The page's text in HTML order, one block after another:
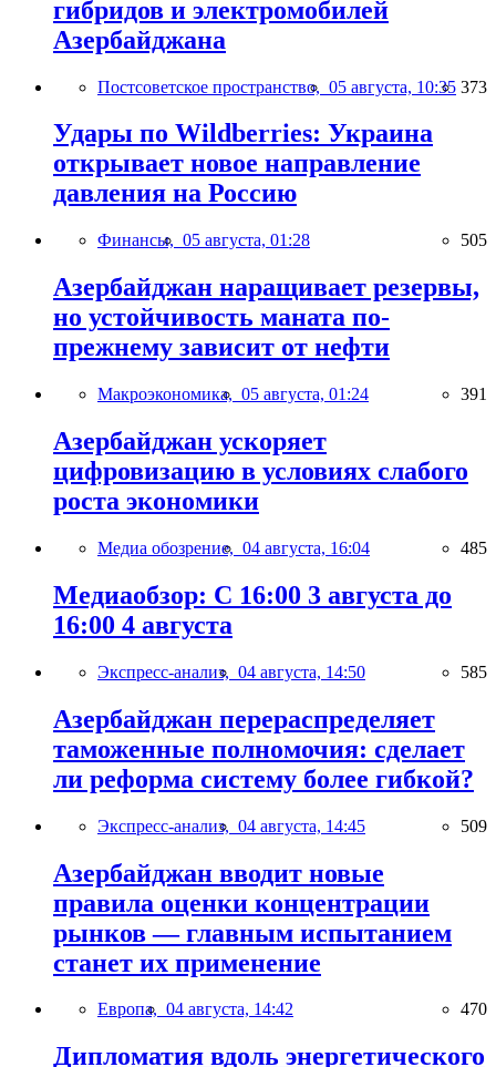
гибридов и электромобилей
Азербайджана
Постсоветское пространство, 05 августа, 10:35 373
Удары по Wildberries: Украина
открывает новое направление
давления на Россию
Финансы, 05 августа, 01:28 505
Азербайджан наращивает резервы,
но устойчивость маната по-
прежнему зависит от нефти
Макроэкономика, 05 августа, 01:24 391
Азербайджан ускоряет
цифровизацию в условиях слабого
роста экономики
Медиа обозрение, 04 августа, 16:04 485
Медиаобзор: С 16:00 3 августа до
16:00 4 августа
Экспресс-анализ, 04 августа, 14:50 585
Азербайджан перераспределяет
таможенные полномочия: сделает
ли реформа систему более гибкой?
Экспресс-анализ, 04 августа, 14:45 509
Азербайджан вводит новые
правила оценки концентрации
рынков — главным испытанием
станет их применение
Европа, 04 августа, 14:42 470
Дипломатия вдоль энергетического